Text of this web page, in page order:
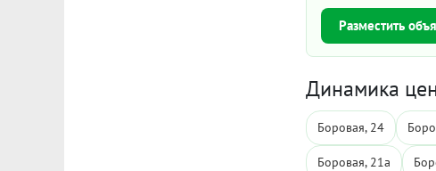
Разместить
Динамика
Боровая, 24
Боровая, 21а